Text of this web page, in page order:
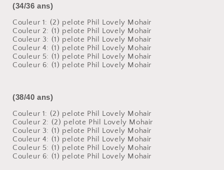
(34/36 ans)
Couleur 1: (2) pelote Phil Lovely Mohair
Couleur 2: (1) pelote Phil Lovely Mohair
Couleur 3: (1) pelote Phil Lovely Mohair
Couleur 4: (1) pelote Phil Lovely Mohair
Couleur 5: (1) pelote Phil Lovely Mohair
Couleur 6: (1) pelote Phil Lovely Mohair
(38/40 ans)
Couleur 1: (2) pelote Phil Lovely Mohair
Couleur 2: (2) pelote Phil Lovely Mohair
Couleur 3: (1) pelote Phil Lovely Mohair
Couleur 4: (1) pelote Phil Lovely Mohair
Couleur 5: (1) pelote Phil Lovely Mohair
Couleur 6: (1) pelote Phil Lovely Mohair